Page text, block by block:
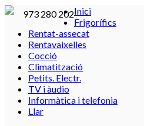
973 280 202Inici
Frigorífics
Rentat-assecat
Rentavaixelles
Cocció
Climatització
Petits. Electr.
TV i àudio
Informàtica i telefonia
Llar